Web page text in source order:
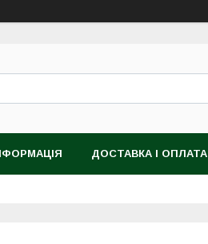
ДОСТАВКА І ОПЛАТА